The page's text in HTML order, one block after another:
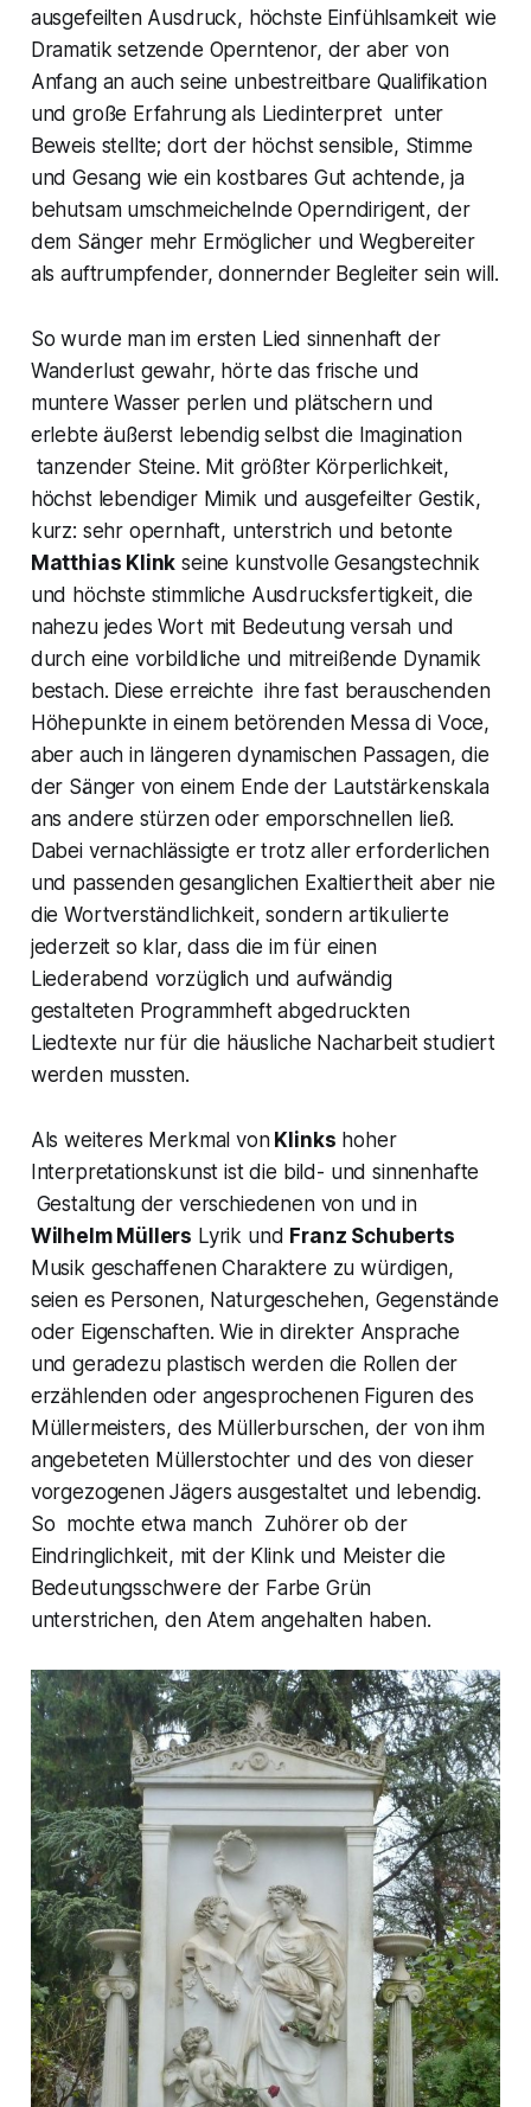
ausgefeilten Ausdruck, höchste Einfühlsamkeit wie
Dramatik setzende Operntenor, der aber von
Anfang an auch seine unbestreitbare Qualifikation
und große Erfahrung als Liedinterpret unter
Beweis stellte; dort der höchst sensible, Stimme
und Gesang wie ein kostbares Gut achtende, ja
behutsam umschmeichelnde Operndirigent, der
dem Sänger mehr Ermöglicher und Wegbereiter
als auftrumpfender, donnernder Begleiter sein will.
So wurde man im ersten Lied sinnenhaft der
Wanderlust gewahr, hörte das frische und
muntere Wasser perlen und plätschern und
erlebte äußerst lebendig selbst die Imagination
tanzender Steine. Mit größter Körperlichkeit,
höchst lebendiger Mimik und ausgefeilter Gestik,
kurz: sehr opernhaft, unterstrich und betonte
Matthias Klink seine kunstvolle Gesangstechnik
und höchste stimmliche Ausdrucksfertigkeit, die
nahezu jedes Wort mit Bedeutung versah und
durch eine vorbildliche und mitreißende Dynamik
bestach. Diese erreichte ihre fast berauschenden
Höhepunkte in einem betörendenMessa di Voce,
aber auch in längeren dynamischen Passagen, die
der Sänger von einem Ende der Lautstärkenskala
ans andere stürzen oder emporschnellen ließ.
Dabei vernachlässigte er trotz aller erforderlichen
und passenden gesanglichen Exaltiertheit aber nie
die Wortverständlichkeit, sondern artikulierte
jederzeit so klar, dass die im für einen
Liederabend vorzüglich und aufwändig
gestalteten Programmheft abgedruckten
Liedtexte nur für die häusliche Nacharbeit studiert
werden mussten.
Als weiteres Merkmal vonKlinks hoher
Interpretationskunst ist die bild- und sinnenhafte
Gestaltung der verschiedenen von und in
Wilhelm Müllers Lyrik und Franz Schuberts
Musik geschaffenen Charaktere zu würdigen,
seien es Personen, Naturgeschehen, Gegenstände
oder Eigenschaften. Wie in direkter Ansprache
und geradezu plastisch werden die Rollen der
erzählenden oder angesprochenen Figuren des
Müllermeisters, des Müllerburschen, der von ihm
angebeteten Müllerstochter und des von dieser
vorgezogenen Jägers ausgestaltet und lebendig.
So mochte etwa manch Zuhörer ob der
Eindringlichkeit, mit der Klink und Meister die
Bedeutungsschwere der Farbe Grün
unterstrichen, den Atem angehalten haben.